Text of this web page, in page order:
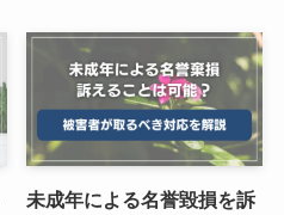
未成年による名誉毀損を訴